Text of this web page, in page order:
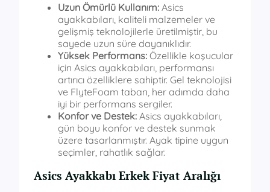
Uzun Ömürlü Kullanım: Asics
ayakkabıları, kaliteli malzemeler ve
gelişmiş teknolojilerle üretilmiştir, bu
sayede uzun süre dayanıklıdır.
Yüksek Performans: Özellikle koşucular
için Asics ayakkabıları, performansı
artırıcı özelliklere sahiptir. Gel teknolojisi
ve FlyteFoam taban, her adımda daha
iyi bir performans sergiler.
Konfor ve Destek: Asics ayakkabıları,
gün boyu konfor ve destek sunmak
üzere tasarlanmıştır. Ayak tipine uygun
seçimler, rahatlık sağlar.
Asics Ayakkabı Erkek Fiyat Aralığı